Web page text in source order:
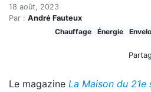
Accueil
Articles
Énergie
Que faire de nos
18 août, 2023
Par : André Fauteux
Chauffage
Énergie
Le magazine La Maison du 21e